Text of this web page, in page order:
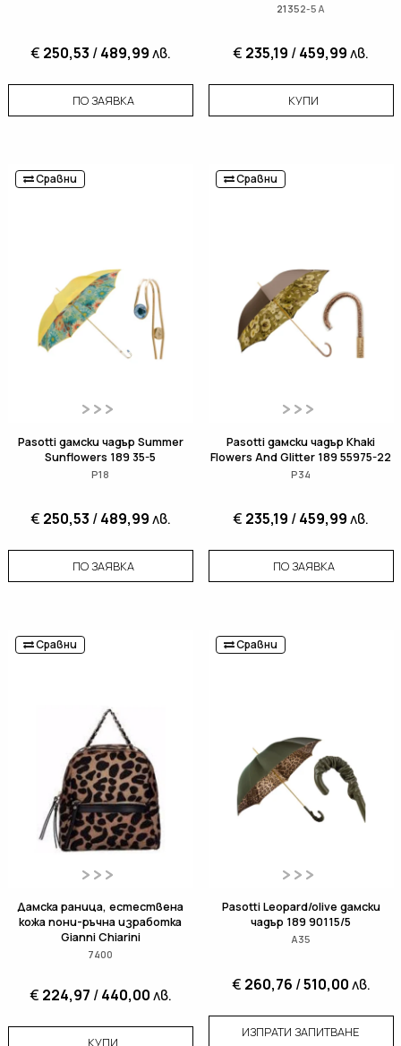
€ 250,53 /489,99лв.
ПО ЗАЯВКА
21352-5А
€ 235,19 /459,99лв.
КУПИ
Сравни
Pasotti дамски чадър Summer
Sunflowers 189 35-5
P18
€ 250,53 /489,99лв.
ПО ЗАЯВКА
Сравни
Pasotti дамски чадър Khaki
Flowers And Glitter 189 55975-22
P34
€ 235,19 /459,99лв.
ПО ЗАЯВКА
Сравни
Дамска раница, естествена
кожа пони-ръчна изработка
Gianni Chiarini
7400
€ 224,97 /440,00лв.
КУПИ
Сравни
Pasotti Leopard/olive дамски
чадър 189 90115/5
А35
€ 260,76 /510,00лв.
ИЗПРАТИ ЗАПИТВАНЕ